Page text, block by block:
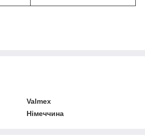
Valmex
Німеччина